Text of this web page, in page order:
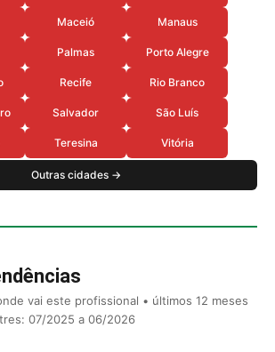
Maceió Manaus
Palmas Porto Alegre
Recife Rio Branco
Salvador São Luís
Teresina Vitória
Outras cidades →
vai este profissional • últimos 12 meses
07/2025 a 06/2026